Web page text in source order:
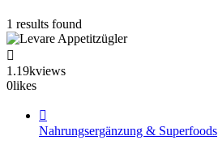
1 results found
1.19kviews
0likes
Nahrungsergänzung & Superfoods